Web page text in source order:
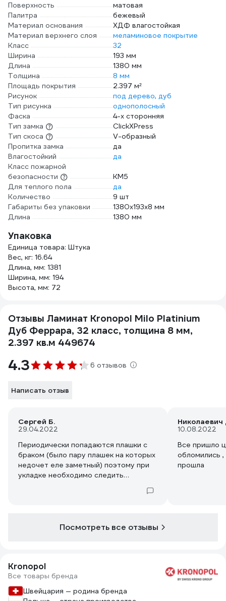
Поверхность
матовая
Палитра
бежевый
Материал основания
ХДФ влагостойкая
Материал верхнего слоя
меламиновое покрытие
Класс
32
Ширина
193 мм
Длина
1380 мм
Толщина
8 мм
Площадь покрытия
2.397 м²
Рисунок
под дерево, дуб
Тип рисунка
однополосный
Фаска
4-х сторонняя
Тип замка
ClickXPress
Тип скоса
V-образный
Пропитка замка
да
Влагостойкий
да
Класс пожарной
безопасности
КМ5
Для теплого пола
да
Количество
9 шт
Габариты без упаковки
1380х193х8 мм
Длина
1380 мм
Упаковка
Единица товара: Штука
Вес, кг: 16.64
Длина, мм: 1381
Ширина, мм: 194
Высота, мм: 72
Отзывы Ламинат Kronopol Milo Platinium
Дуб Феррара, 32 класс, толщина 8 мм,
2.397 кв.м 449674
4.3 6 отзывов
Написать отзыв
Сергей Б.
29.04.2022
Периодически попадаются плашки с
браком (было пару плашек на которых
недочет еле заметный) поэтому при
укладке необходимо следить
долго. Укладываю единым полотном
Николаевич
10.08.2022
Все пришло
обломились
прошла
Посмотреть все отзывы
Kronopol
Все товары бренда
Швейцария — родина бренда